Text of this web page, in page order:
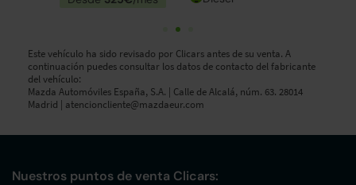
Este vehículo ha sido revisado por Clicars antes de su venta. A
continuación puedes consultar los datos de contacto del fabricante
del vehículo:
Mazda Automóviles España, S.A. | Calle de Alcalá, núm. 63. 28014
Madrid | atencioncliente@mazdaeur.com
Nuestros puntos de venta Clicars: